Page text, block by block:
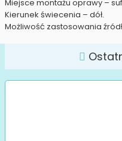
Miejsce montażu oprawy –
Kierunek świecenia – dół.
Możliwość zastosowania